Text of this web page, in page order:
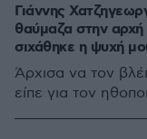
Γιάννης
θαύμαζα στην αρχή
σιχάθηκε η ψυχή
Άρχισα να τον
είπε για τον